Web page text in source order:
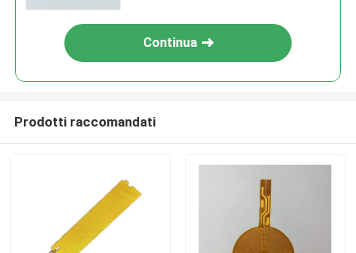
Continua
Prodotti raccomandati